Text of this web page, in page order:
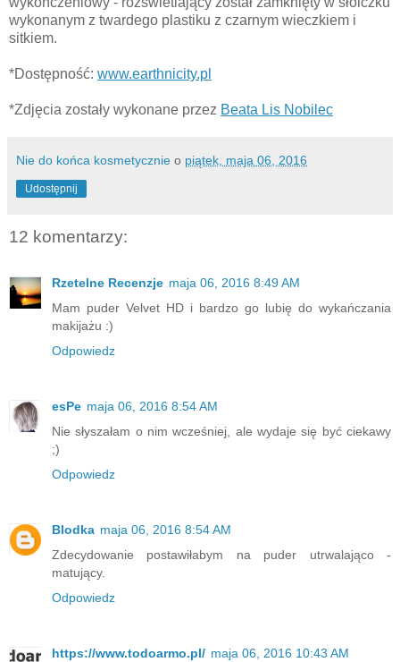
wykonanym z twardego plastiku z czarnym wieczkiem i
sitkiem.
*Dostępność: www.earthnicity.pl
*Zdjęcia zostały wykonane przez Beata Lis Nobilec
Nie do końca kosmetycznie o piątek, maja 06, 2016
Udostępnij
12 komentarzy:
Rzetelne Recenzje maja 06, 2016 8:49 AM
Mam puder Velvet HD i bardzo go lubię do wykańczania
makijażu :)
Odpowiedz
esPe maja 06, 2016 8:54 AM
Nie słyszałam o nim wcześniej, ale wydaje się być ciekawy
;)
Odpowiedz
Blodka maja 06, 2016 8:54 AM
Zdecydowanie postawiłabym na puder utrwalająco -
matujący.
Odpowiedz
https://www.todoarmo.pl/ maja 06, 2016 10:43 AM